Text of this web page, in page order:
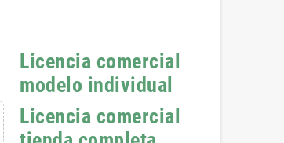
Licencia comercial
modelo individual
Licencia comercial